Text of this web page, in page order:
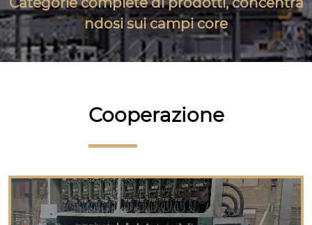
ndosi sui campi core
Cooperazione